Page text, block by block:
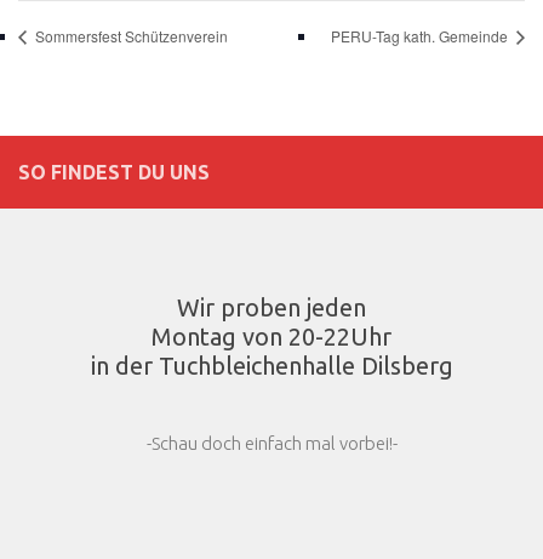
Sommersfest Schützenverein PERU-Tag kath. Gemeinde
SO FINDEST DU UNS
Wir proben jeden
Montag von 20-22Uhr
in der Tuchbleichenhalle Dilsberg
-Schau doch einfach mal vorbei!-